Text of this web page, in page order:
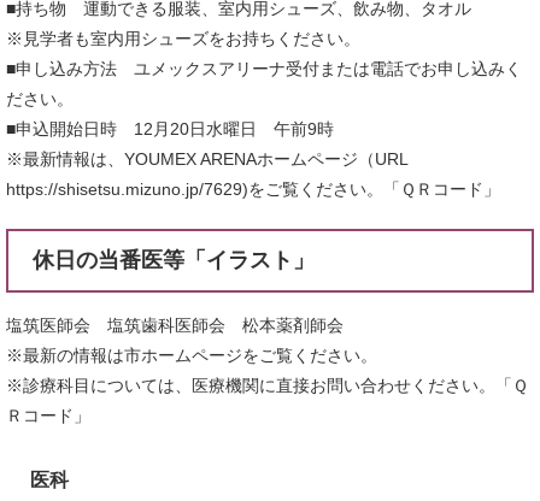
■持ち物 運動できる服装、室内用シューズ、飲み物、タオル
※見学者も室内用シューズをお持ちください。
■申し込み方法 ユメックスアリーナ受付または電話でお申し込みく
ださい。
■申込開始日時 12月20日水曜日 午前9時
※最新情報は、YOUMEX ARENAホームページ（URL
https://shisetsu.mizuno.jp/7629)をご覧ください。「ＱＲコード」
休日の当番医等「イラスト」
塩筑医師会 塩筑歯科医師会 松本薬剤師会
※最新の情報は市ホームページをご覧ください。
※診療科目については、医療機関に直接お問い合わせください。「Ｑ
Ｒコード」
医科